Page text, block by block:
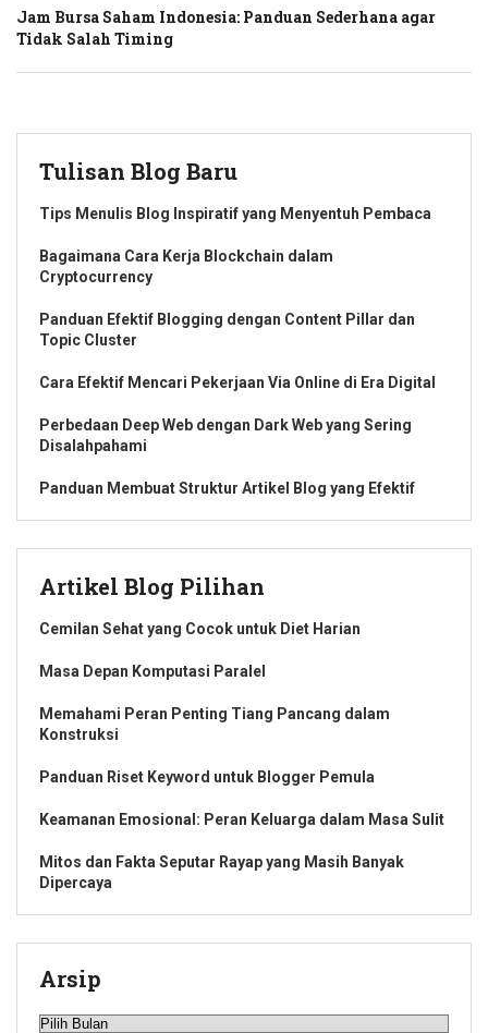
Jam Bursa Saham Indonesia: Panduan Sederhana agar
Tidak Salah Timing
Tulisan Blog Baru
Tips Menulis Blog Inspiratif yang Menyentuh Pembaca
Bagaimana Cara Kerja Blockchain dalam
Cryptocurrency
Panduan Efektif Blogging dengan Content Pillar dan
Topic Cluster
Cara Efektif Mencari Pekerjaan Via Online di Era Digital
Perbedaan Deep Web dengan Dark Web yang Sering
Disalahpahami
Panduan Membuat Struktur Artikel Blog yang Efektif
Artikel Blog Pilihan
Cemilan Sehat yang Cocok untuk Diet Harian
Masa Depan Komputasi Paralel
Memahami Peran Penting Tiang Pancang dalam
Konstruksi
Panduan Riset Keyword untuk Blogger Pemula
Keamanan Emosional: Peran Keluarga dalam Masa Sulit
Mitos dan Fakta Seputar Rayap yang Masih Banyak
Dipercaya
Arsip
Arsip